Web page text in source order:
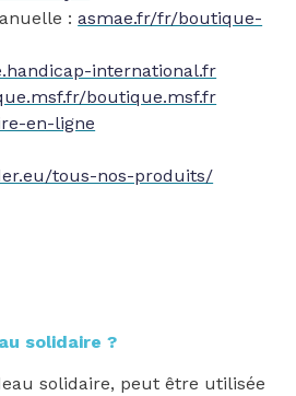
:asmae.fr/fr/boutique-
international.fr
boutique.msf.fr
en-ligne
tous-nos-produits/
solidaire ?
solidaire, peut être utilisée